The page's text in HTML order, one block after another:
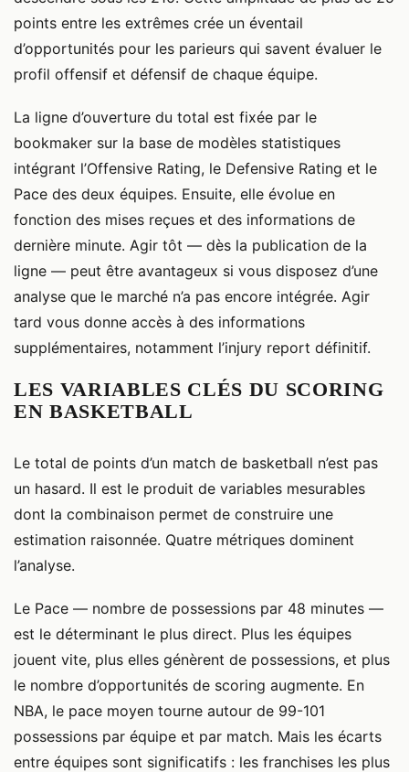
points entre les extrêmes crée un éventail
d’opportunités pour les parieurs qui savent évaluer le
profil offensif et défensif de chaque équipe.
La ligne d’ouverture du total est fixée par le
bookmaker sur la base de modèles statistiques
intégrant l’Offensive Rating, le Defensive Rating et le
Pace des deux équipes. Ensuite, elle évolue en
fonction des mises reçues et des informations de
dernière minute. Agir tôt — dès la publication de la
ligne — peut être avantageux si vous disposez d’une
analyse que le marché n’a pas encore intégrée. Agir
tard vous donne accès à des informations
supplémentaires, notamment l’injury report définitif.
LES VARIABLES CLÉS DU SCORING
EN BASKETBALL
Le total de points d’un match de basketball n’est pas
un hasard. Il est le produit de variables mesurables
dont la combinaison permet de construire une
estimation raisonnée. Quatre métriques dominent
l’analyse.
Le Pace — nombre de possessions par 48 minutes —
est le déterminant le plus direct. Plus les équipes
jouent vite, plus elles génèrent de possessions, et plus
le nombre d’opportunités de scoring augmente. En
NBA, le pace moyen tourne autour de 99-101
possessions par équipe et par match. Mais les écarts
entre équipes sont significatifs : les franchises les plus